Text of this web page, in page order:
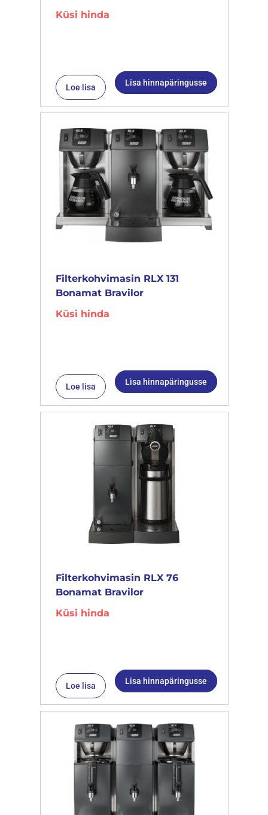
Küsi hinda
Loe lisa Lisa hinnapäringusse
Filterkohvimasin RLX 131
Bonamat Bravilor
Küsi hinda
Loe lisa Lisa hinnapäringusse
Filterkohvimasin RLX 76
Bonamat Bravilor
Küsi hinda
Loe lisa Lisa hinnapäringusse